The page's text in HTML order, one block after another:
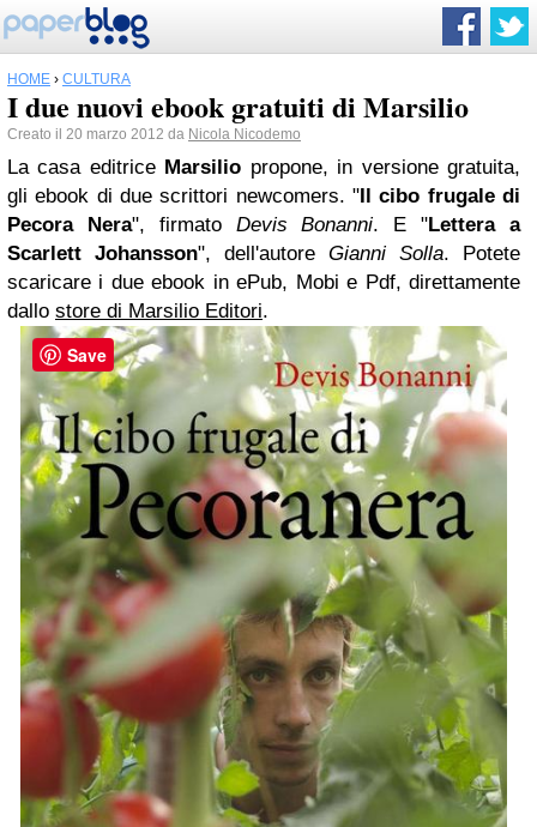
HOME › CULTURA
I due nuovi ebook gratuiti di Marsilio
Creato il 20 marzo 2012 da Nicola Nicodemo
La casa editrice Marsilio propone, in versione gratuita,
gli ebook di due scrittori newcomers. "Il cibo frugale di
Pecora Nera", firmato Devis Bonanni. E "Lettera a
Scarlett Johansson", dell'autore Gianni Solla. Potete
scaricare i due ebook in ePub, Mobi e Pdf, direttamente
dallo store di Marsilio Editori.
Save